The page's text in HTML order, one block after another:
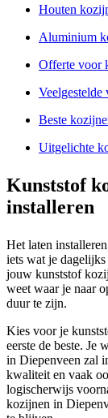
Houten
Aluminium
Offerte voor
Veelgestelde
Beste
Uitgelichte
Kunststof
installeren
Het laten
iets wat je
jouw kunststof
weet waar je naar
duur te zijn.
Kies voor je
eerste de beste. Je
in Diepenveen zal
kwaliteit en vaak
logischerwijs
kozijnen in